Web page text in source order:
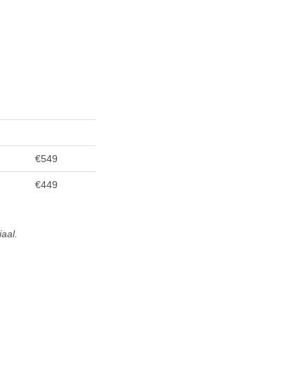
€549
€449